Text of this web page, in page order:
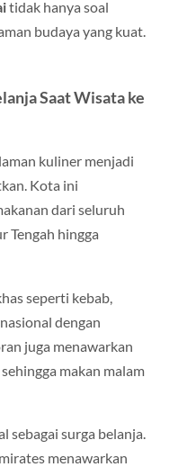
tidak hanya soal
budaya yang kuat.
Saat Wisata ke
kuliner menjadi
Kota ini
dari seluruh
Tengah hingga
seperti kebab,
dengan
juga menawarkan
makan malam
sebagai surga belanja.
menawarkan